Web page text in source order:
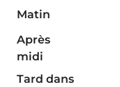
Matin
Après
midi
Tard dans